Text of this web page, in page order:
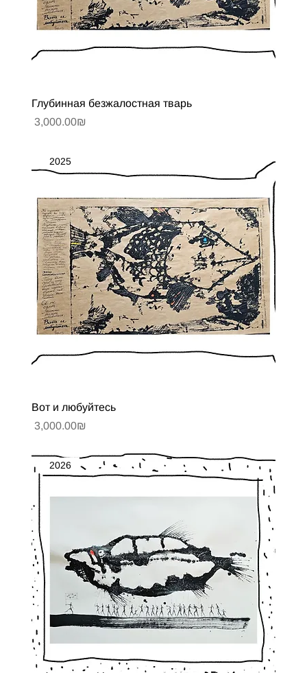
Глубинная безжалостная тварь
Цена
‏3,000.00 ‏₪
2025
Вот и любуйтесь
Цена
‏3,000.00 ‏₪
2026